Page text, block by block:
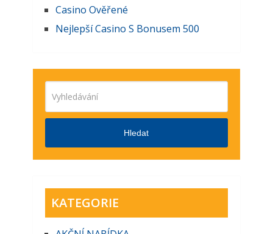
Casino Ověřené
Nejlepší Casino S Bonusem 500
Hledat
KATEGORIE